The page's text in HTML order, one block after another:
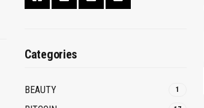
Categories
BEAUTY 1